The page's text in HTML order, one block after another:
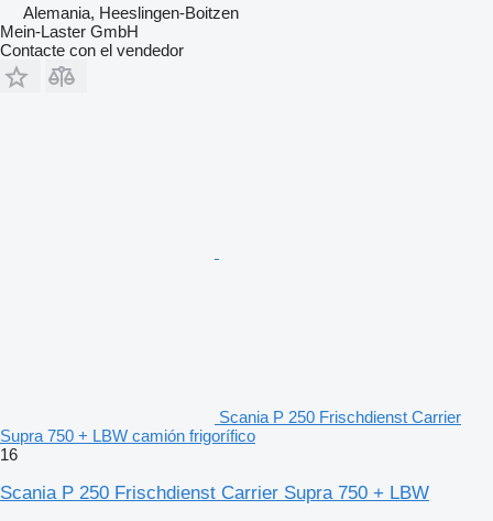
Alemania, Heeslingen-Boitzen
Mein-Laster GmbH
Contacte con el vendedor
Scania P 250 Frischdienst Carrier
Supra 750 + LBW camión frigorífico
16
Scania P 250 Frischdienst Carrier Supra 750 + LBW